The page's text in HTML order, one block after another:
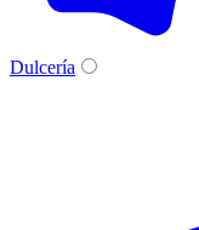
Dulcería